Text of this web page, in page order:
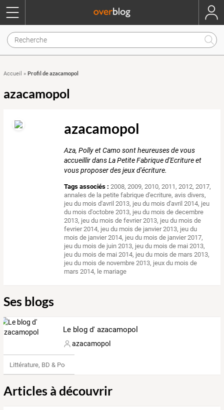
Accueil » Profil de azacamopol
azacamopol
azacamopol
Aza, Polly et Camo sont heureuses de vous
accueillir dans La Petite Fabrique d'Ecriture et
vous proposer des jeux d'écriture.
Tags associés : 2008,2009,2010,2011,2012,2017,
annales de la petite fabrique d'ecriture,avis divers,
jeu du mois d'avril 2013, jeu du mois d'avril 2014, jeu
du mois d'octobre 2013, jeu du mois de decembre
2013, jeu du mois de fevrier 2013, jeu du mois de
fevrier 2014, jeu du mois de janvier 2013, jeu du
mois de janvier 2014, jeu du mois de janvier 2017,
jeu du mois de juin 2013, jeu du mois de mai 2013,
jeu du mois de mai 2014, jeu du mois de mars 2013,
jeu du mois de novembre 2013, jeux du mois de
mars 2014, le mariage
Ses blogs
Le blog d' azacamopol
azacamopol
Littérature, BD & Poésie
Articles à découvrir